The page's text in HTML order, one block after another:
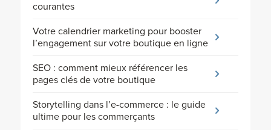
courantes
Votre calendrier marketing pour booster
l’engagement sur votre boutique en ligne
SEO : comment mieux référencer les
pages clés de votre boutique
Storytelling dans l’e-commerce : le guide
ultime pour les commerçants